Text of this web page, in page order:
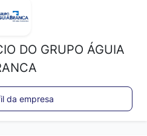
DO GRUPO ÁGUIA
da empresa